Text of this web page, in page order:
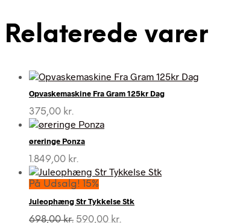
Relaterede varer
Opvaskemaskine Fra Gram 125kr Dag
375,00 kr.
øreringe Ponza
1.849,00 kr.
På Udsalg! 15%
Juleophæng Str Tykkelse Stk
698,00kr. Den
590,00 kr.